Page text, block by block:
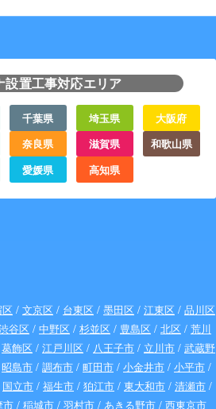
設置工事対応エリア
千葉県 埼玉県
大阪府
奈良県 滋賀県
和歌山県
愛媛県 高知県
/ 文京区 / 台東区 / 墨田区 / 江東区 / 品川区
谷区 / 中野区 / 杉並区 / 豊島区 / 北区 / 荒川
葛飾区 / 江戸川区 / 八王子市 / 立川市 / 武蔵野
昭島市 / 調布市 / 町田市 / 小金井市 / 小平市 /
国立市 / 福生市 / 狛江市 / 東大和市 / 清瀬市 /
市 / 稲城市 / 羽村市 / あきる野市 / 西東京市